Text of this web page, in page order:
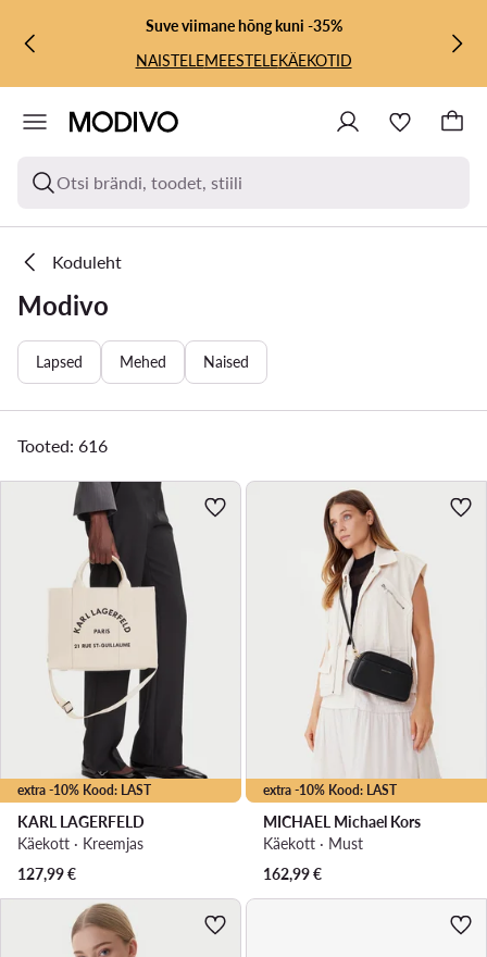
LIIGU PÕHISISU JUURDE
MINE OTSINGUSSESuve viimane hõng kuni -35%
NAISTELEMEESTELEKÄEKOTID
Otsi brändi, toodet, stiili
Koduleht
Modivo
Lapsed Mehed Naised
Tooted: 616
extra -10% Kood: LAST
KARL LAGERFELD
Käekott · Kreemjas
127,99€
extra -10% Kood: LAST
MICHAEL Michael Kors
Käekott · Must
162,99€